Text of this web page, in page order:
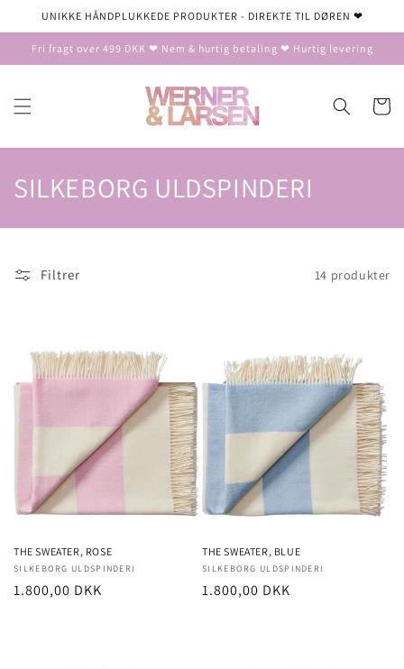
Gå til
UNIKKE HÅNDPLUKKEDE PRODUKTER - DIREKTE TIL DØREN ❤
Fri fragt over 499 DKK ❤ Nem & hurtig betaling ❤ Hurtig levering
K
o
t
n
:
SILKEBORG ULDSPINDERI
Filtrer 14 produkter
THE SWEATER, ROSE
Forhandler:
SILKEBORG ULDSPINDERI
Normalpris
1.800,00 DKK
THE SWEATER, BLUE
Forhandler:
SILKEBORG ULDSPINDERI
Normalpris
1.800,00 DKK